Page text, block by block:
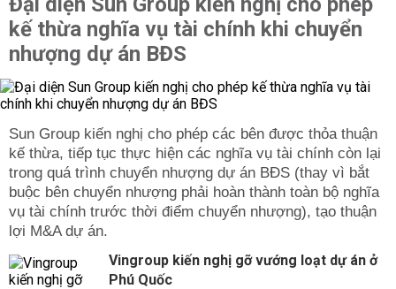
kế thừa nghĩa vụ tài chính khi chuyển
nhượng dự án BĐS
Sun Group kiến nghị cho phép các bên được thỏa thuận
kế thừa, tiếp tục thực hiện các nghĩa vụ tài chính còn lại
trong quá trình chuyển nhượng dự án BĐS (thay vì bắt
buộc bên chuyển nhượng phải hoàn thành toàn bộ nghĩa
vụ tài chính trước thời điểm chuyển nhượng), tạo thuận
lợi M&A dự án.
Vingroup kiến nghị gỡ vướng loạt dự án ở
Phú Quốc